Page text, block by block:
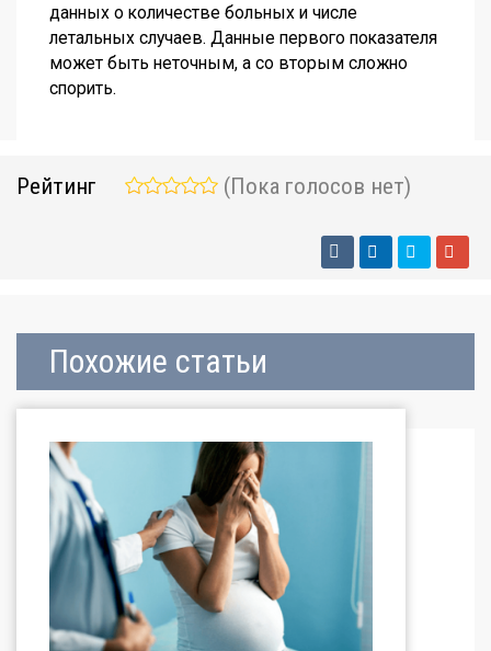
данных о количестве больных и числе
летальных случаев. Данные первого показателя
может быть неточным, а со вторым сложно
спорить.
Рейтинг (Пока голосов нет)
Похожие статьи